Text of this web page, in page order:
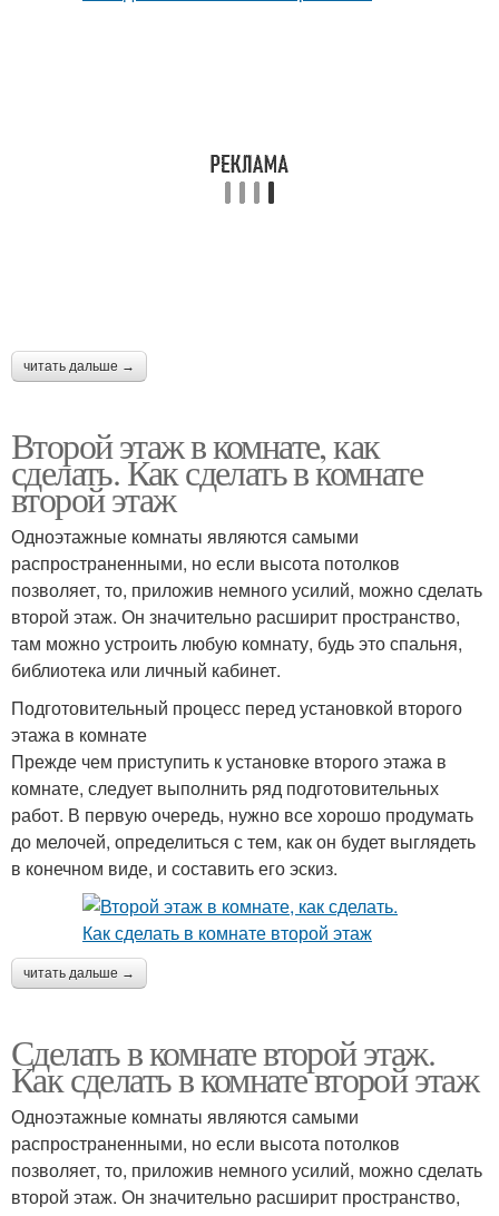
читать дальше →
Второй этаж в комнате, как
сделать. Как сделать в комнате
второй этаж
Одноэтажные комнаты являются самыми
распространенными, но если высота потолков
позволяет, то, приложив немного усилий, можно сделать
второй этаж. Он значительно расширит пространство,
там можно устроить любую комнату, будь это спальня,
библиотека или личный кабинет.
Подготовительный процесс перед установкой второго
этажа в комнате
Прежде чем приступить к установке второго этажа в
комнате, следует выполнить ряд подготовительных
работ. В первую очередь, нужно все хорошо продумать
до мелочей, определиться с тем, как он будет выглядеть
в конечном виде, и составить его эскиз.
читать дальше →
Сделать в комнате второй этаж.
Как сделать в комнате второй этаж
Одноэтажные комнаты являются самыми
распространенными, но если высота потолков
позволяет, то, приложив немного усилий, можно сделать
второй этаж. Он значительно расширит пространство,